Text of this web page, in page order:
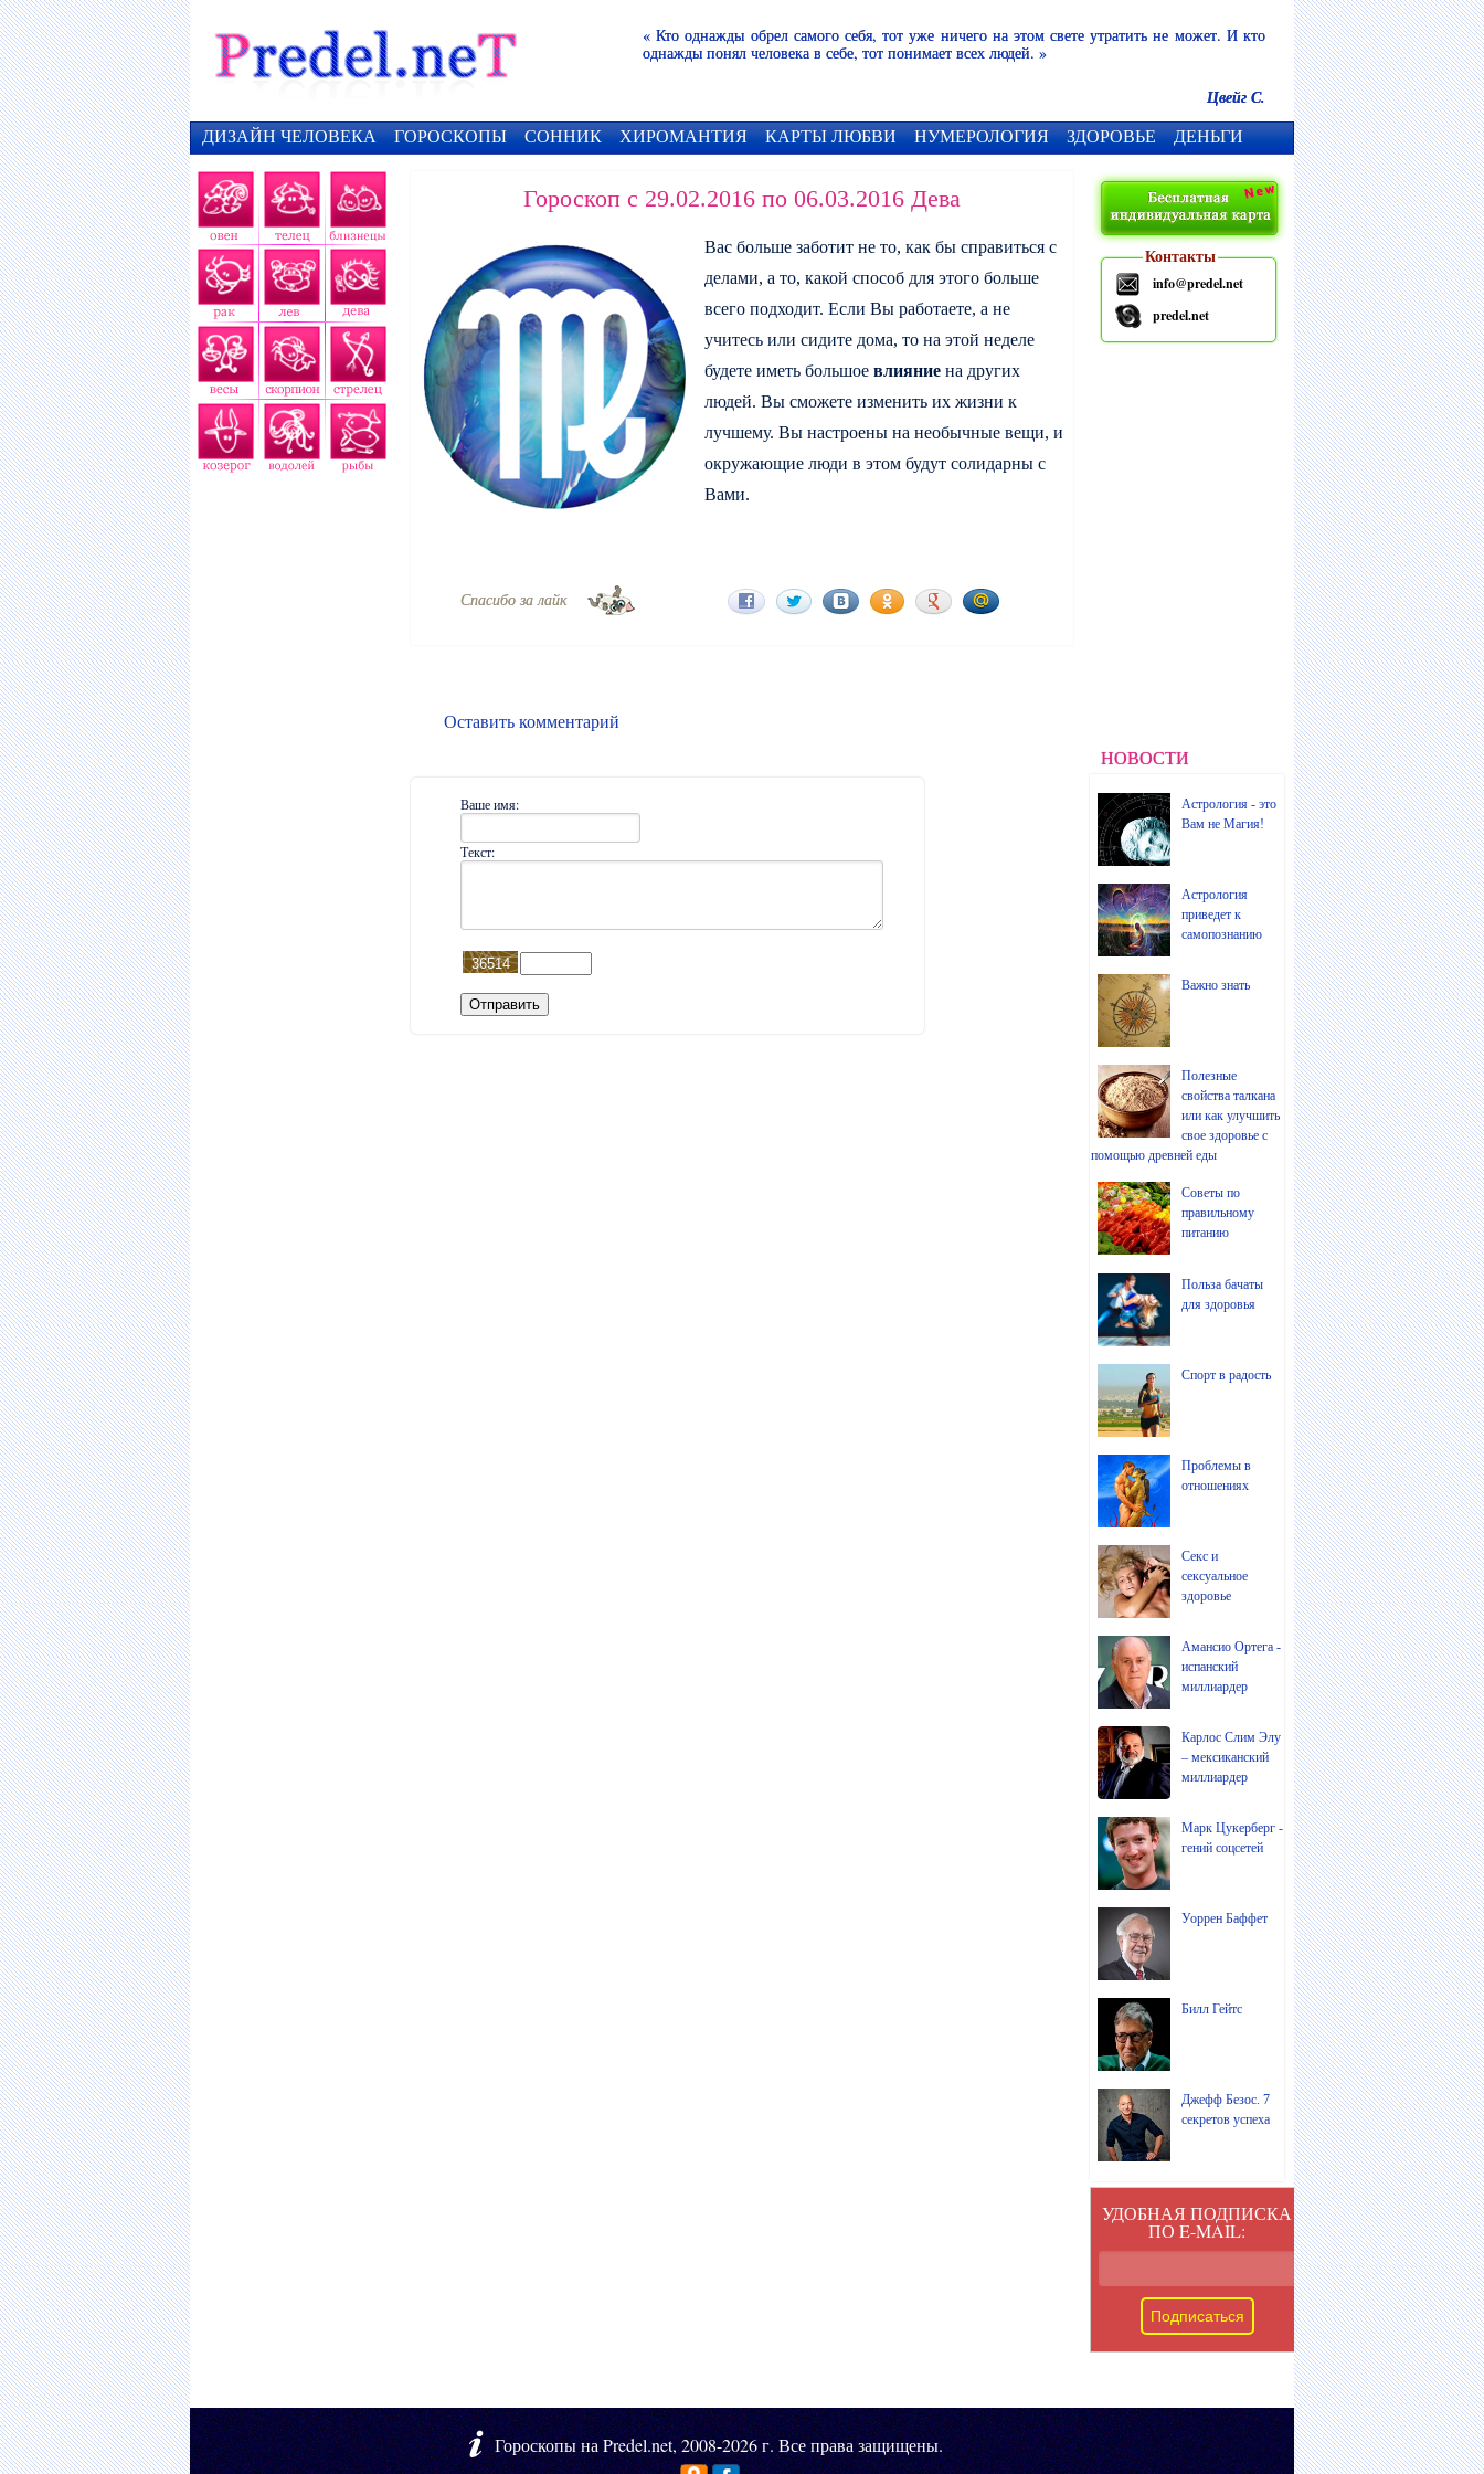
« Кто однажды обрел самого себя, тот уже ничего на этом свете утратить не может. И кто
однажды понял человека в себе, тот понимает всех людей. »
Цвейг С.
ДИЗАЙН ЧЕЛОВЕКА ГОРОСКОПЫ СОННИК ХИРОМАНТИЯ КАРТЫ ЛЮБВИ НУМЕРОЛОГИЯ ЗДОРОВЬЕ ДЕНЬГИ
Гороскоп с 29.02.2016 по 06.03.2016 Дева
Вас больше заботит не то, как бы справиться с
делами, а то, какой способ для этого больше
всего подходит. Если Вы работаете, а не
учитесь или сидите дома, то на этой неделе
будете иметь большое влияние на других
людей. Вы сможете изменить их жизни к
лучшему. Вы настроены на необычные вещи, и
окружающие люди в этом будут солидарны с
Вами.
Cпасибо за лайк
Оставить комментарий
Ваше имя:
Текст:
Контакты
info@predel.net
predel.net
НОВОСТИ
Астрология - это
Вам не Магия!
Астрология
приведет к
самопознанию
Важно знать
Полезные
свойства талкана
или как улучшить
свое здоровье с
помощью древней еды
Советы по
правильному
питанию
Польза бачаты
для здоровья
Спорт в радость
Проблемы в
отношениях
Секс и
сексуальное
здоровье
Амансио Ортега -
испанский
миллиардер
Карлос Слим Элу
– мексиканский
миллиардер
Марк Цукерберг -
гений соцсетей
Уоррен Баффет
Билл Гейтс
Джефф Безос. 7
секретов успеха
УДОБНАЯ ПОДПИСКА
ПО E-MAIL:
Гороскопы на Predel.net, 2008-2026 г. Все права защищены.